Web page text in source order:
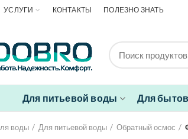
УСЛУГИ КОНТАКТЫ ПОЛЕЗНО ЗНАТЬ
Для питьевой воды Для
воды Для питьевой воды Обратный осмос